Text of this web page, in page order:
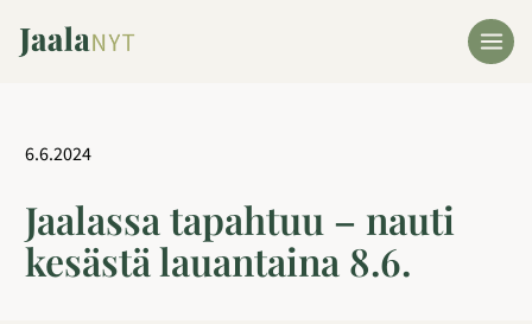
sisältöön
6.6.2024
Jaalassa tapahtuu – nauti
kesästä lauantaina 8.6.